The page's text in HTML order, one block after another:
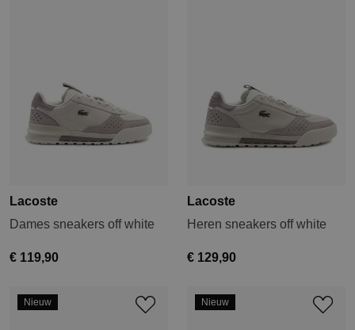
Lacoste
Dames sneakers off white
€ 119,90
Lacoste
Heren sneakers off white
€ 129,90
Nieuw Nieuw